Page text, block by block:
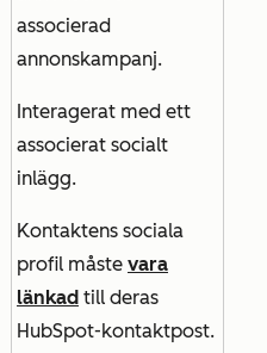
associerad
annonskampanj.
Interagerat med ett
associerat socialt
inlägg.
Kontaktens sociala
profil måste vara
länkad till deras
HubSpot-kontaktpost.